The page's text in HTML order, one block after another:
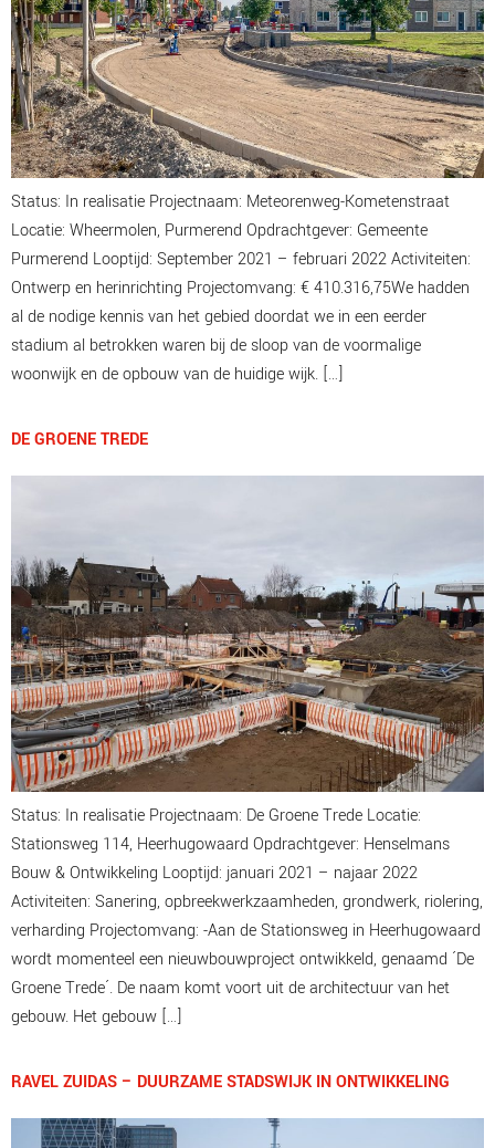
Status: In realisatie Projectnaam: Meteorenweg-Kometenstraat
Locatie: Wheermolen, Purmerend Opdrachtgever: Gemeente
Purmerend Looptijd: September 2021 – februari 2022 Activiteiten:
Ontwerp en herinrichting Projectomvang: € 410.316,75We hadden
al de nodige kennis van het gebied doordat we in een eerder
stadium al betrokken waren bij de sloop van de voormalige
woonwijk en de opbouw van de huidige wijk. […]
DE GROENE TREDE
Status: In realisatie Projectnaam: De Groene Trede Locatie:
Stationsweg 114, Heerhugowaard Opdrachtgever: Henselmans
Bouw & Ontwikkeling Looptijd: januari 2021 – najaar 2022
Activiteiten: Sanering, opbreekwerkzaamheden, grondwerk, riolering,
verharding Projectomvang: -Aan de Stationsweg in Heerhugowaard
wordt momenteel een nieuwbouwproject ontwikkeld, genaamd ´De
Groene Trede´. De naam komt voort uit de architectuur van het
gebouw. Het gebouw […]
RAVEL ZUIDAS – DUURZAME STADSWIJK IN ONTWIKKELING